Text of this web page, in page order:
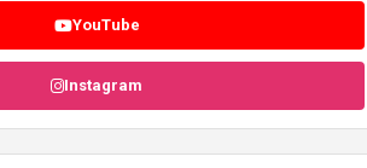
YouTube
Instagram